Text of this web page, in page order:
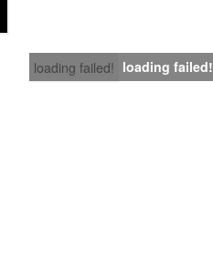
loading failed! loading failed!